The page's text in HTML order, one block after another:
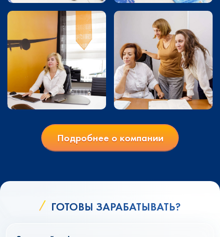
Подробнее о компании
ГОТОВЫ ЗАРАБАТЫВАТЬ?